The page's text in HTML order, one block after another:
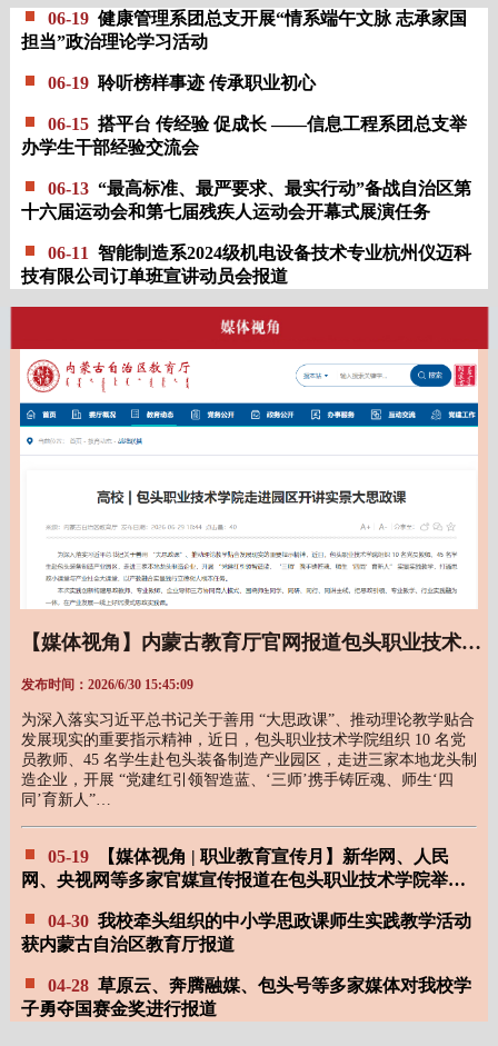
06-19健康管理系团总支开展“情系端午文脉 志承家国
担当”政治理论学习活动
06-19聆听榜样事迹 传承职业初心
06-15搭平台 传经验 促成长 ——信息工程系团总支举
办学生干部经验交流会
06-13“最高标准、最严要求、最实行动”备战自治区第
十六届运动会和第七届残疾人运动会开幕式展演任务
06-11 智能制造系2024级机电设备技术专业杭州仪迈科
技有限公司订单班宣讲动员会报道
【媒体视角】内蒙古教育厅官网报道包头职业技术学院走进园区开讲实景大思政课
发布时间：2026/6/30 15:45:09
为深入落实习近平总书记关于善用 “大思政课”、推动理论教学贴合
发展现实的重要指示精神，近日，包头职业技术学院组织 10 名党
员教师、45 名学生赴包头装备制造产业园区，走进三家本地龙头制
造企业，开展 “党建红引领智造蓝、‘三师’携手铸匠魂、师生‘四
同’育新人”…
05-19【媒体视角 | 职业教育宣传月】新华网、人民
网、央视网等多家官媒宣传报道在包头职业技术学院举办
04-30我校牵头组织的中小学思政课师生实践教学活动
获内蒙古自治区教育厅报道
04-28草原云、奔腾融媒、包头号等多家媒体对我校学
子勇夺国赛金奖进行报道